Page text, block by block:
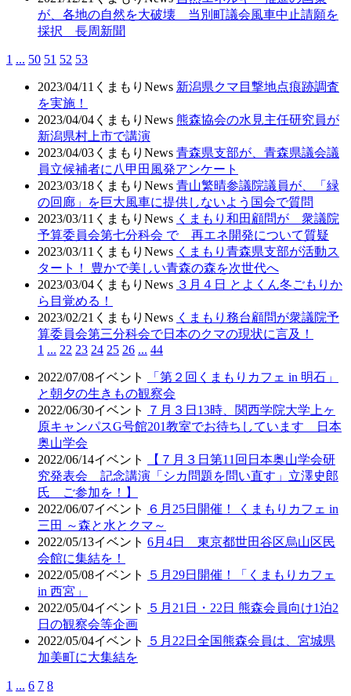
が、各地の自然を大破壊 当別町議会風車中止請願を
採択 長周新聞
1 ... 50 51 52 53
2023/04/11 くまもりNews 新潟県クマ目撃地点痕跡調査
を実施！
2023/04/04 くまもりNews 熊森協会の水見主任研究員が
新潟県村上市で講演
2023/04/03 くまもりNews 青森県支部が、青森県議会議
員立候補者に八甲田風発アンケート
2023/03/18 くまもりNews 青山繁晴参議院議員が、「緑
の回廊」を巨大風車に提供しないよう国会で質問
2023/03/11 くまもりNews くまもり和田顧問が 衆議院
予算委員会第七分科会 で 再エネ開発について質疑
2023/03/11 くまもりNews くまもり青森県支部が活動ス
タート！ 豊かで美しい青森の森を次世代へ
2023/03/04 くまもりNews ３月４日 とよくん冬ごもりか
ら目覚める！
2023/02/21 くまもりNews くまもり務台顧問が衆議院予
算委員会第三分科会で日本のクマの現状に言及！
1 ... 22 23 24 25 26 ... 44
2022/07/08イベント
「第２回くまもりカフェ in 明石」
と朝夕の生きもの観察会
2022/06/30イベント
７月３日13時、関西学院大学上ヶ
原キャンパスG号館201教室でお待ちしています 日本
奥山学会
2022/06/14イベント
【７月３日第11回日本奥山学会研
究発表会 記念講演「シカ問題を問い直す」立澤史郎
氏 ご参加を！】
2022/06/07イベント
６月25日開催！ くまもりカフェ in
三田 ～森と水とクマ～
2022/05/13イベント 6月4日 東京都世田谷区烏山区民
会館に集結を！
2022/05/08イベント
５月29日開催！「くまもりカフェ
in 西宮」
2022/05/04イベント
５月21日・22日 熊森会員向け1泊2
日の観察会等企画
2022/05/04イベント
５月22日全国熊森会員は、宮城県
加美町に大集結を
1 ... 6 7 8